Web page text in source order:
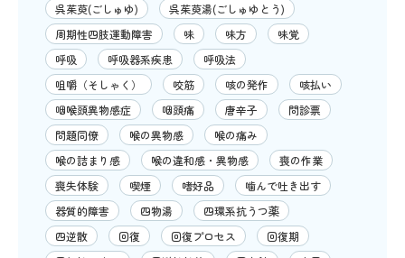
呉茱萸(ごしゅゆ)
呉茱萸湯(ごしゅゆとう)
周期性四肢運動障害
味 味方
味覚
呼吸
呼吸器系疾患
呼吸法
咀嚼（そしゃく）
咬筋 咳の発作
咳払い
咽喉頭異物感症
咽頭痛 唐辛子
問診票
問題同僚
喉の異物感
喉の痛み
喉の詰まり感
喉の違和感・異物感
喪の作業
喪失体験
喫煙 嗜好品
噛んで吐き出す
器質的障害
四物湯
四環系抗うつ薬
四逆散
回復 回復プロセス
回復期